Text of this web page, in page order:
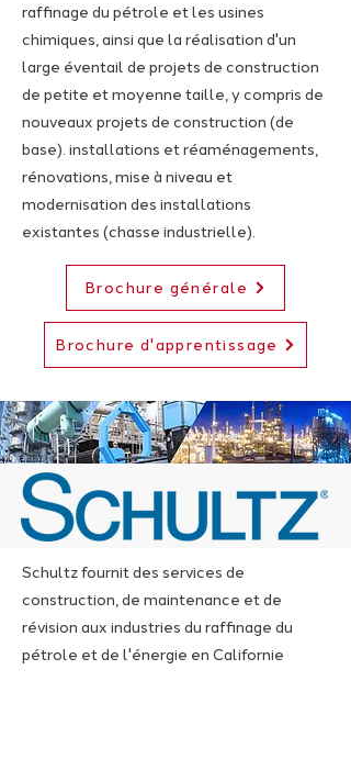
raffinage du pétrole et les usines
chimiques, ainsi que la réalisation d'un
large éventail de projets de construction
de petite et moyenne taille, y compris de
nouveaux projets de construction (de
base). installations et réaménagements,
rénovations, mise à niveau et
modernisation des installations
existantes (chasse industrielle).
Brochure générale
Brochure d'apprentissage
Schultz fournit des services de
construction, de maintenance et de
révision aux industries du raffinage du
pétrole et de l'énergie en Californie